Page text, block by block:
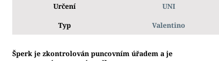
Určení UNI
Typ Valentino
Šperk je zkontrolován puncovním úřadem a je